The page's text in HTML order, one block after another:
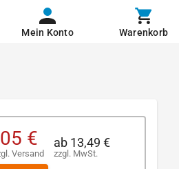
Mein Konto Warenkorb
€
Versand
ab 13,49 €
zzgl. MwSt.